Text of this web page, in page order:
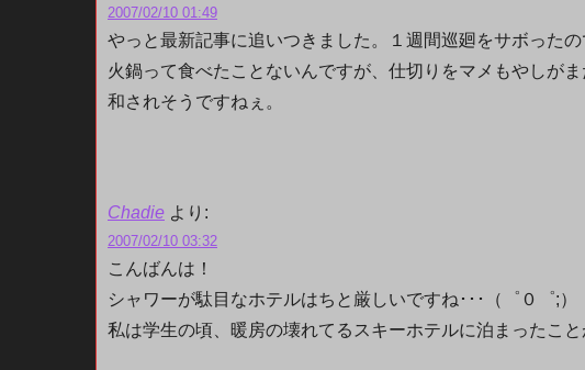
2007/02/10 01:49
やっと最新記事に追いつきました。１週間巡廻をサボったの
火鍋って食べたことないんですが、仕切りをマメもやしが
和されそうですねぇ。
Chadie より:
2007/02/10 03:32
こんばんは！
シャワーが駄目なホテルはちと厳しいですね･･･（゜０゜;）
私は学生の頃、暖房の壊れてるスキーホテルに泊まったこ